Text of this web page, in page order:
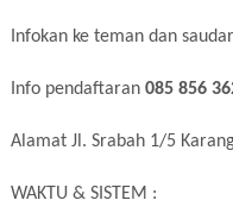
Infokan ke teman dan
Info pendaftaran 085 856
Alamat Jl. Srabah 1/5
WAKTU & SISTEM :